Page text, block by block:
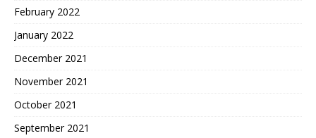
February 2022
January 2022
December 2021
November 2021
October 2021
September 2021